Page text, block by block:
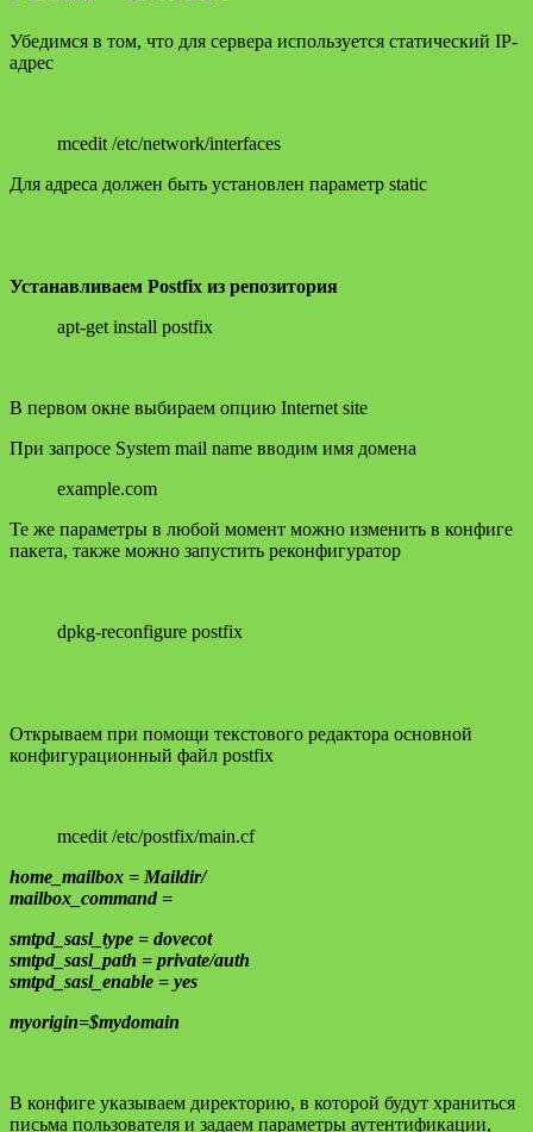
Убедимся в том, что для сервера используется статический IP-
адрес
mcedit /etc/network/interfaces
Для адреса должен быть установлен параметр static
Устанавливаем Postfix из репозитория
apt-get install postfix
В первом окне выбираем опцию Internet site
При запросе System mail name вводим имя домена
example.com
Те же параметры в любой момент можно изменить в конфиге
пакета, также можно запустить реконфигуратор
dpkg-reconfigure postfix
Открываем при помощи текстового редактора основной
конфигурационный файл postfix
mcedit /etc/postfix/main.cf
home_mailbox = Maildir/
mailbox_command =
smtpd_sasl_type = dovecot
smtpd_sasl_path = private/auth
smtpd_sasl_enable = yes
myorigin=$mydomain
В конфиге указываем директорию, в которой будут храниться
письма пользователя и задаем параметры аутентификации,